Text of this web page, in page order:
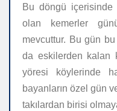
Bu döngü
olan kemerler
mevcuttur. Bu gün
da eskilerden kalan
yöresi köylerinde
bayanların özel gün
takılardan birisi